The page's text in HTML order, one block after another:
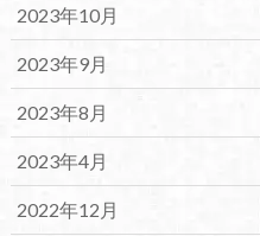
2023年10月
2023年9月
2023年8月
2023年4月
2022年12月